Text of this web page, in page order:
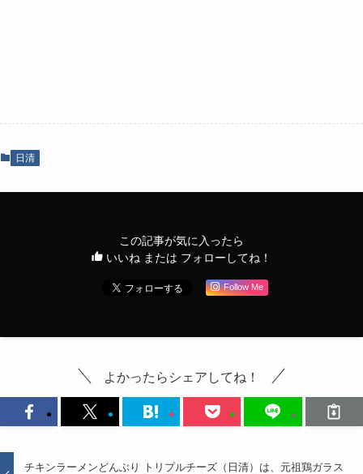
日清
この記事が気に入ったら
いいね または フォローしてね！
Follow Me
よかったらシェアしてね！
チキンラーメンどんぶり トリプルチーズ（日清）は、元祖鶏ガラス